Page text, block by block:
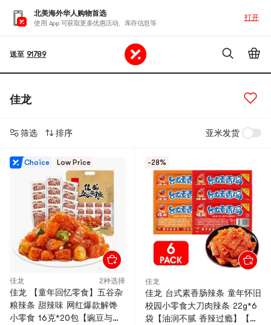
北美海外华人购物首选
使用 App 可获取更多优惠活动、库存信息等
打开
送至 91789
佳龙
筛选 排序 亚米发货
Choice Low Price
佳龙 2种选择
佳龙 【童年回忆零食】五谷杂
粮辣条 甜辣味 网红爆款解馋
小零食 16克*20包【豌豆与辣
-28%
佳龙
佳龙 台式素香肠辣条 童年怀旧
校园小零食大刀肉辣条 22g*6
袋【油润不腻 香辣过瘾】【软